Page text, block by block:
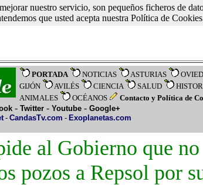
PORTADA NOTICIAS ASTURIAS
GIJÓN
AVILÉS CIENCIA SALUD
ANIMALES
OCÉANOS Contacto y Política de
- Twitter - Youtube - Google+
- CandasTv.com - Exoplanetas.com
al Gobierno que no
pozos a Repsol por
nuestro servicio, son pequeños ficheros de
que usted acepta nuestra Política de